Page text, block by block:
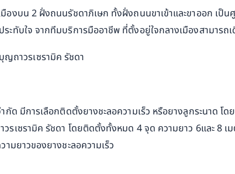
องบน 2 ฝั่งถนนรัชดาภิเษก ทั้งฝั่งถนนขาเข้าและขาออก เป็
ะทับใจ จากทีมบริการมืออาชีพ ที่ตั้งอยู่ใจกลางเมืองสามารถ
ด มีการเลือกติดตั้งยางชะลอความเร็ว หรือยางลูกระนาด โด
เซรามิค รัชดา โดยติดตั้งทั้งหมด 4 จุด ความยาว 6และ 8 เ
มยาวของยางชะลอความเร็ว